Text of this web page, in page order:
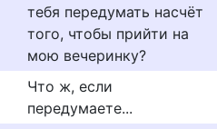
тебя передумать насчёт
того, чтобы прийти на
мою вечеринку?
Что ж, если
передумаете...